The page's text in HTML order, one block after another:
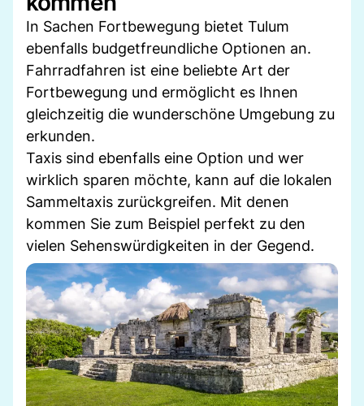
In Sachen Fortbewegung bietet Tulum
ebenfalls budgetfreundliche Optionen an.
Fahrradfahren ist eine beliebte Art der
Fortbewegung und ermöglicht es Ihnen
gleichzeitig die wunderschöne Umgebung zu
erkunden.
Taxis sind ebenfalls eine Option und wer
wirklich sparen möchte, kann auf die lokalen
Sammeltaxis zurückgreifen. Mit denen
kommen Sie zum Beispiel perfekt zu den
vielen Sehenswürdigkeiten in der Gegend.